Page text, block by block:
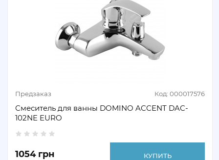
Предзаказ Код: 000017576
Смеситель для ванны DOMINO ACCENT DAC-
102NE EURO
1054 грн КУПИТЬ